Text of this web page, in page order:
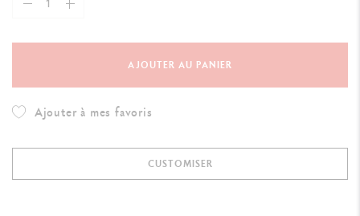
AJOUTER AU PANIER
Ajouter à mes favoris
CUSTOMISER